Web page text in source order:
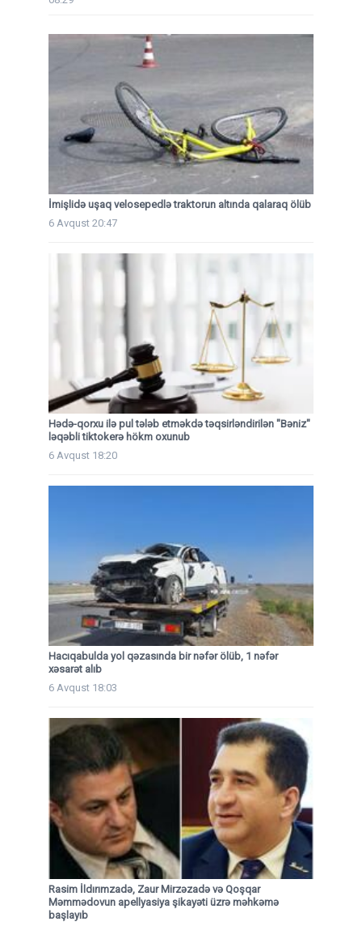
İmişlidə uşaq velosepedlə traktorun altında qalaraq ölüb
6 Avqust 20:47
Hədə-qorxu ilə pul tələb etməkdə təqsirləndirilən "Bəniz"
ləqəbli tiktokerə hökm oxunub
6 Avqust 18:20
Hacıqabulda yol qəzasında bir nəfər ölüb, 1 nəfər
xəsarət alıb
6 Avqust 18:03
Rasim İldırımzadə, Zaur Mirzəzadə və Qoşqar
Məmmədovun apellyasiya şikayəti üzrə məhkəmə
başlayıb